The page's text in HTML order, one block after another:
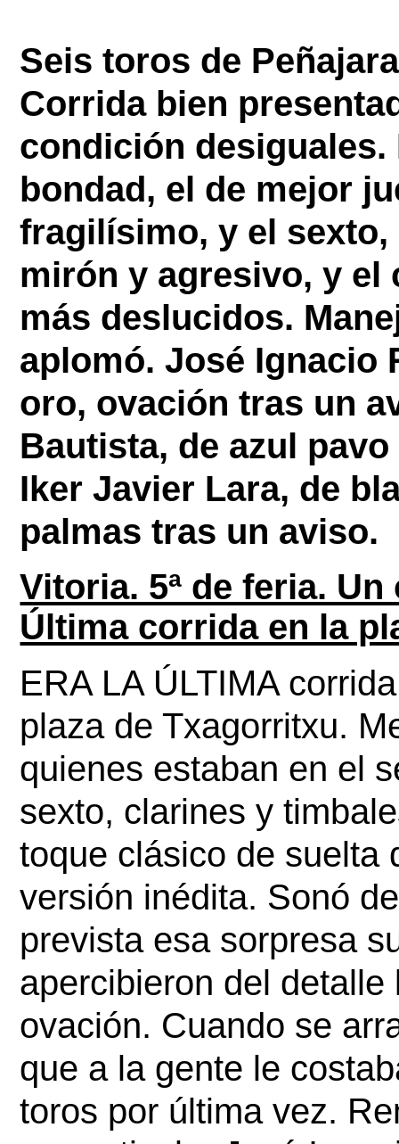
Seis toros de
Corrida bien
condición
bondad, el de mejor
fragilísimo, y el
mirón y agresivo, y el
más deslucidos.
aplomó. José Ignacio
oro, ovación tras un
Bautista, de azul
Iker Javier Lara, de
palmas tras un aviso.
Vitoria. 5ª de feria.
Última corrida en la
ERA LA ÚLTIMA
plaza de Txagorritxu.
quienes estaban en el
sexto, clarines y
toque clásico de suelta
versión inédita. Sonó
prevista esa sorpresa
apercibieron del
ovación. Cuando se
que a la gente le
toros por última vez.